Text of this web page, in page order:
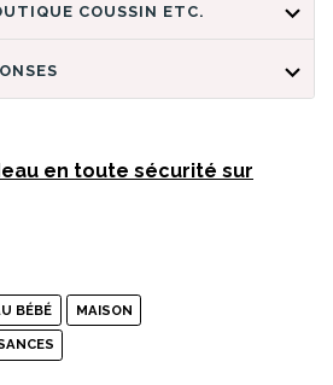
DÉCOUVREZ LA BOUTIQUE COUSSIN ETC.
en toute sécurité sur
BÉBÉ MAISON